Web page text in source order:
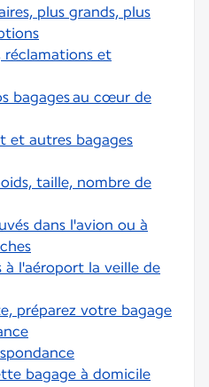
plus grands, plus
réclamations et
bagages au cœur de
et autres bagages
taille, nombre de
dans l'avion ou à
à l'aéroport la veille de
préparez votre bagage
bagage à domicile